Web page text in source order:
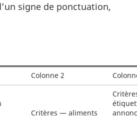
signe de ponctuation,
Colonne 2
Critères — aliments